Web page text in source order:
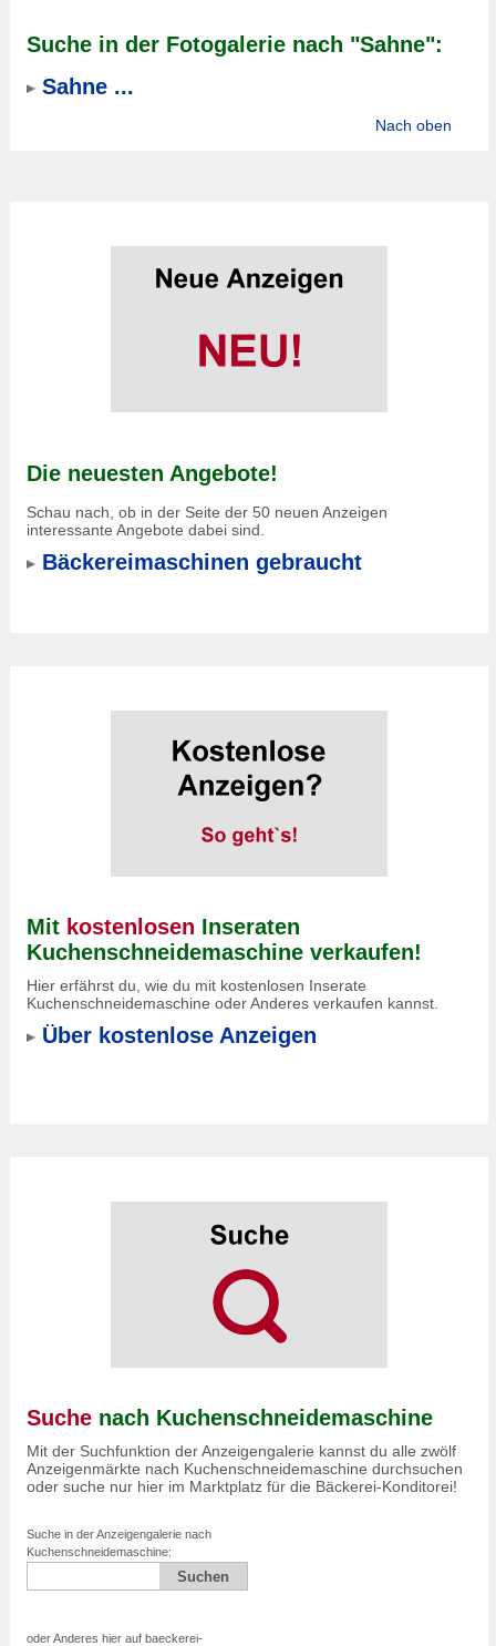
Suche in der Fotogalerie nach "Sahne":
Sahne ...
Nach oben
Die neuesten Angebote!
Schau nach, ob in der Seite der 50 neuen Anzeigen
interessante Angebote dabei sind.
Bäckereimaschinen gebraucht
Mit kostenlosen Inseraten
Kuchenschneidemaschine verkaufen!
Hier erfährst du, wie du mit kostenlosen Inserate
Kuchenschneidemaschine oder Anderes verkaufen kannst.
Über kostenlose Anzeigen
Suche nach Kuchenschneidemaschine
Mit der Suchfunktion der Anzeigengalerie kannst du alle zwölf
Anzeigenmärkte nach Kuchenschneidemaschine durchsuchen
oder suche nur hier im Marktplatz für die Bäckerei-Konditorei!
Suche in der Anzeigengalerie nach
Kuchenschneidemaschine:
oder Anderes hier auf baeckerei-